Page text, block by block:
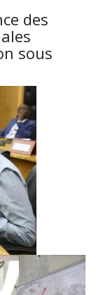
des
sous